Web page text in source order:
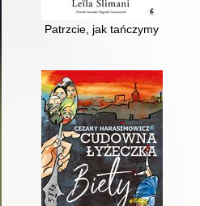
Patrzcie, jak tańczymy